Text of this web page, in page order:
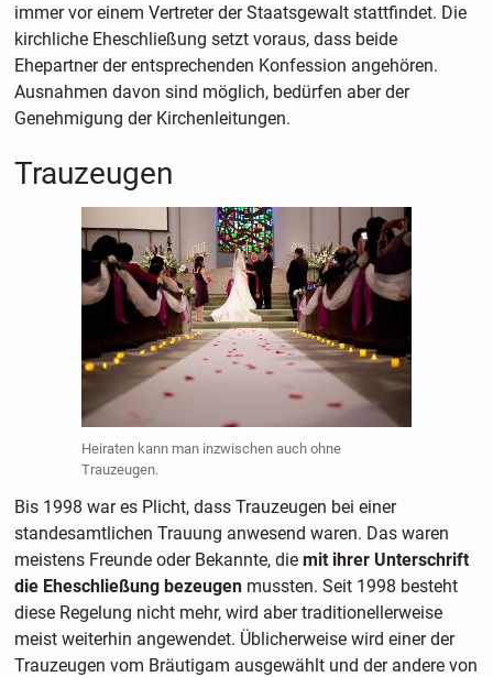
immer vor einem Vertreter der Staatsgewalt stattfindet. Die
kirchliche Eheschließung setzt voraus, dass beide
Ehepartner der entsprechenden Konfession angehören.
Ausnahmen davon sind möglich, bedürfen aber der
Genehmigung der Kirchenleitungen.
Trauzeugen
Heiraten kann man inzwischen auch ohne
Trauzeugen.
Bis 1998 war es Plicht, dass Trauzeugen bei einer
standesamtlichen Trauung anwesend waren. Das waren
meistens Freunde oder Bekannte, diemit ihrer Unterschrift
die Eheschließung bezeugenmussten. Seit 1998 besteht
diese Regelung nicht mehr, wird aber traditionellerweise
meist weiterhin angewendet. Üblicherweise wird einer der
Trauzeugen vom Bräutigam ausgewählt und der andere von